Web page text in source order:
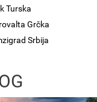
Turska
Grčka
Srbija